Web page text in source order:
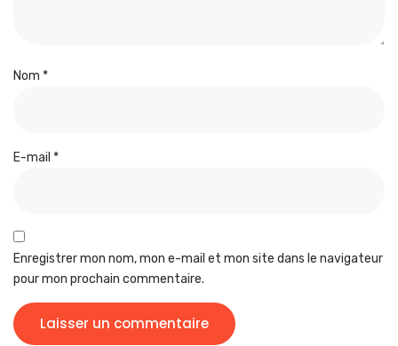
Nom *
E-mail *
Enregistrer mon nom, mon e-mail et mon site dans le navigateur
pour mon prochain commentaire.